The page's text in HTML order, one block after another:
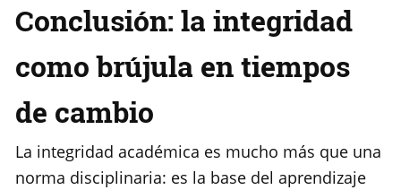
Conclusión: la integridad
como brújula en tiempos
de cambio
La integridad académica es mucho más que una
norma disciplinaria: es la base del aprendizaje